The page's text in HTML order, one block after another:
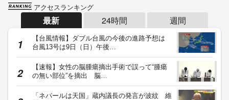
アクセスランキング
最新 24時間 週間
【台風情報】ダブル台風の今後の進路予想は
台風13号は9日（日）午後…
【速報】女性の脳腫瘍摘出手術で誤って“腫瘍
の無い部位”を摘出 脳…
「ネパールは天国」蔵内議長の発言が波紋 維